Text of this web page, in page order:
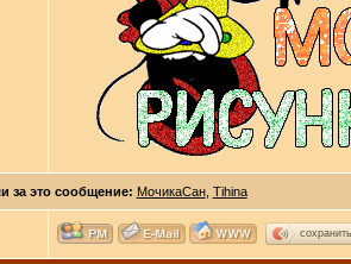
за это сообщение: МочикаСан, Tihina
сохранить